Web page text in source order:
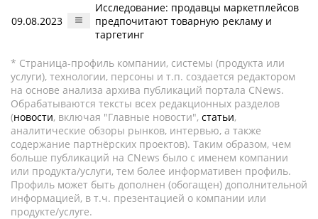
09.08.2023
Исследование: продавцы маркетплейсов
предпочитают товарную рекламу и
таргетинг
* Страница-профиль компании, системы (продукта или
услуги), технологии, персоны и т.п. создается редактором
на основе анализа архива публикаций портала CNews.
Обрабатываются тексты всех редакционных разделов
(новости, включая "Главные новости", статьи,
аналитические обзоры рынков, интервью, а также
содержание партнёрских проектов). Таким образом, чем
больше публикаций на CNews было с именем компании
или продукта/услуги, тем более информативен профиль.
Профиль может быть дополнен (обогащен) дополнительной
информацией, в т.ч. презентацией о компании или
продукте/услуге.